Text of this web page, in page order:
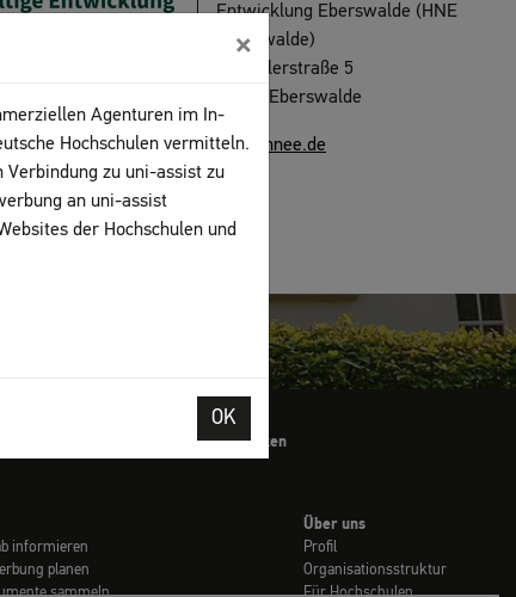
×
Agenturen im In-
Hochschulen vermitteln.
Verbindung zu uni-assist zu
an uni-assist
der Hochschulen und
OK
Entwicklung Eberswalde (HNE
Eberswalde)
Schicklerstraße 5
16225 Eberswalde
www.hnee.de
Seite drucken
informieren
planen
sammeln
Über uns
Profil
Organisationsstruktur
Für Hochschulen